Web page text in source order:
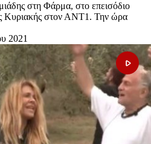
στη Φάρμα, στο επεισόδιο
Κυριακής στον ΑΝΤ1. Την ώρα
2021